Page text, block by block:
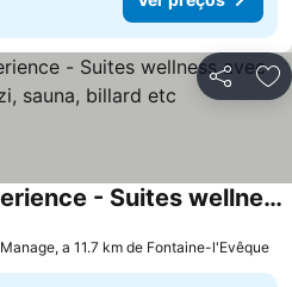
Partilhar
INTENSE Senses Experience - Suites wellness avec piscine, jacuzzi, sauna, billard etc
Manage, a 11.7 km de Fontaine-l'Evêque